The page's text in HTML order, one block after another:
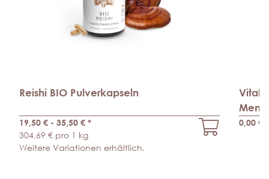
Reishi BIO Pulverkapseln
19,50 € - 35,50 € *
304,69 € pro 1 kg
Weitere Variationen erhältlich.
0,00 €